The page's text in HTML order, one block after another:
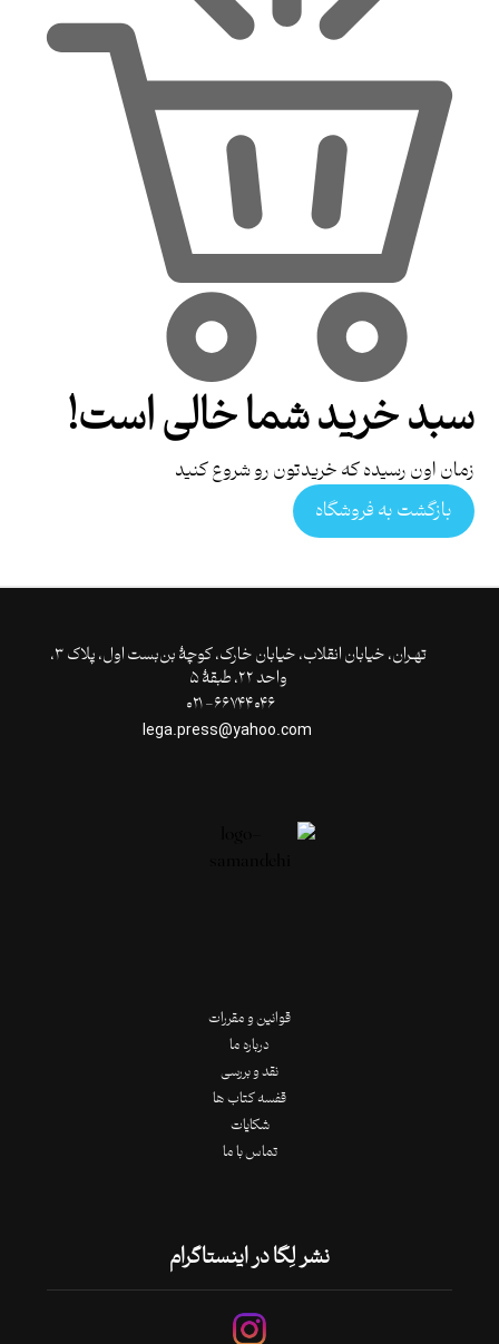
سبد خرید شما خالی است!
زمان اون رسیده که خریدتون رو شروع کنید
بازگشت به فروشگاه
تهـران،‌ خیابان انقلاب، خیابان خارک، کوچۀ بن‌بست اول، پلاک ۳،
واحد ۲۲، طبقۀ ۵
قوانین و مقررات
درباره ما
نقد و بررسی
قفسه کتاب ها
شکایات
تماس با ما
نشر لِگا در اینستاگرام